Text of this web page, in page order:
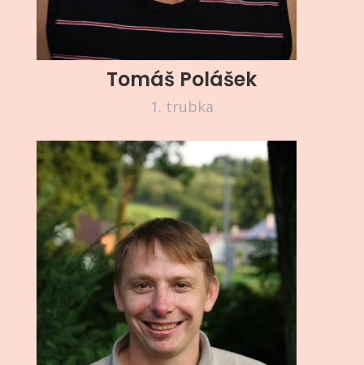
Tomáš Polášek
1. trubka